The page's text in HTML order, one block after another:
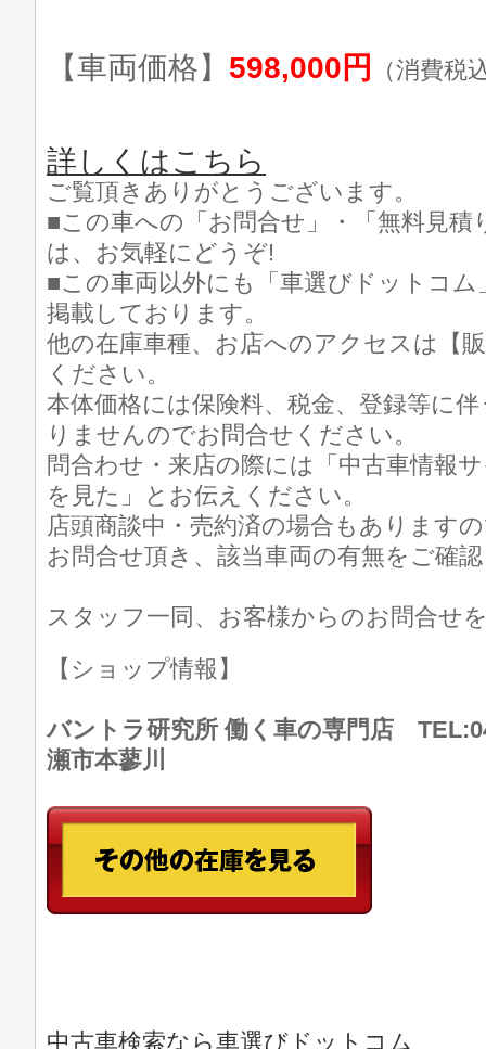
【車両価格】 598,000円 （消費税
詳しくはこちら
ご覧頂きありがとうございます。
■この車への「お問合せ」・「無料見積
は、お気軽にどうぞ!
■この車両以外にも「車選びドットコ
掲載しております。
他の在庫車種、お店へのアクセスは【
ください。
本体価格には保険料、税金、登録等に
りませんのでお問合せください。
問合わせ・来店の際には「中古車情報
を見た」とお伝えください。
店頭商談中・売約済の場合もあります
お問合せ頂き、該当車両の有無をご確
スタッフ一同、お客様からのお問合せ
【ショップ情報】
バントラ研究所 働く車の専門店
瀬市本蓼川
中古車検索なら車選びドットコム